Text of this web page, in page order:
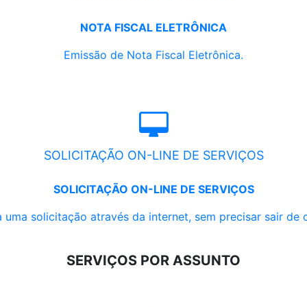
NOTA FISCAL ELETRÔNICA
Emissão de Nota Fiscal Eletrônica.
SOLICITAÇÃO ON-LINE DE SERVIÇOS
SOLICITAÇÃO ON-LINE DE SERVIÇOS
uma solicitação através da internet, sem precisar sair de
SERVIÇOS POR ASSUNTO